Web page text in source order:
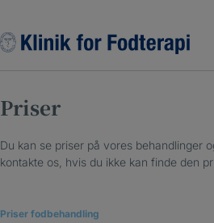
indholdet
Priser
Du kan se priser på vores behandlinger
kontakte os, hvis du ikke kan finde den
Priser fodbehandling